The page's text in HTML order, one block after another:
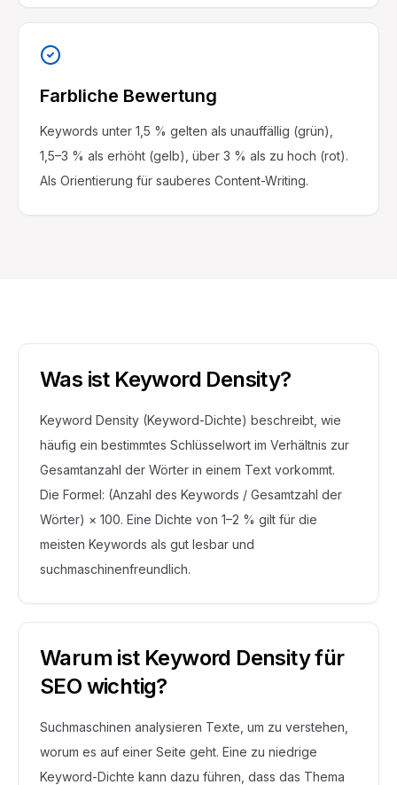
Farbliche Bewertung
Keywords unter 1,5 % gelten als unauffällig (grün),
1,5–3 % als erhöht (gelb), über 3 % als zu hoch (rot).
Als Orientierung für sauberes Content-Writing.
Was ist Keyword Density?
Keyword Density (Keyword-Dichte) beschreibt, wie
häufig ein bestimmtes Schlüsselwort im Verhältnis zur
Gesamtanzahl der Wörter in einem Text vorkommt.
Die Formel: (Anzahl des Keywords / Gesamtzahl der
Wörter) × 100. Eine Dichte von 1–2 % gilt für die
meisten Keywords als gut lesbar und
suchmaschinenfreundlich.
Warum ist Keyword Density für
SEO wichtig?
Suchmaschinen analysieren Texte, um zu verstehen,
worum es auf einer Seite geht. Eine zu niedrige
Keyword-Dichte kann dazu führen, dass das Thema